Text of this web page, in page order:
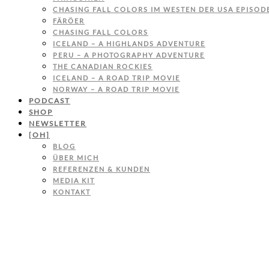
CHASING FALL COLORS IM WESTEN DER USA
FÄRÖER
CHASING FALL COLORS
ICELAND – A HIGHLANDS ADVENTURE
PERU – A PHOTOGRAPHY ADVENTURE
THE CANADIAN ROCKIES
ICELAND – A ROAD TRIP MOVIE
NORWAY – A ROAD TRIP MOVIE
PODCAST
SHOP
NEWSLETTER
[OH]
BLOG
ÜBER MICH
REFERENZEN & KUNDEN
MEDIA KIT
KONTAKT